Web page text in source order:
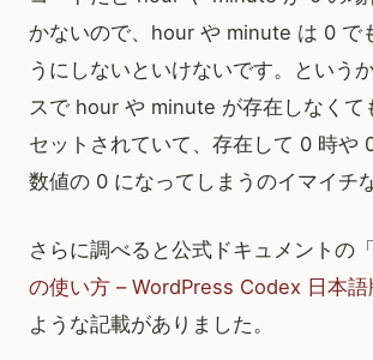
かないので、hour や minute は 0 で
うにしないといけないです。という
スで hour や minute が存在しなくて
セットされていて、存在して 0 時や
数値の 0 になってしまうのイマイチ
さらに調べると公式ドキュメントの「
の使い方 – WordPress Codex 日本語
ような記載がありました。